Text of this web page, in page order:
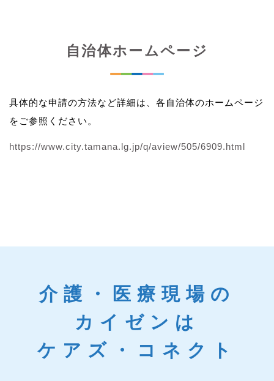
自治体ホームページ
具体的な申請の方法など詳細は、各自治体のホームページ
をご参照ください。
https://www.city.tamana.lg.jp/q/aview/505/6909.html
介護・医療現場の
カイゼンは
ケアズ・コネクト